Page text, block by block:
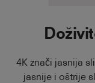
4K znači jasnija
jasnije i oštrije